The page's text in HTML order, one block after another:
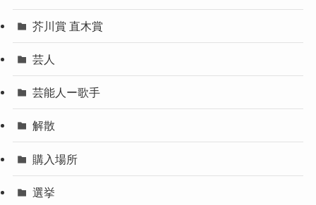
芥川賞 直木賞
芸人
芸能人ー歌手
解散
購入場所
選挙